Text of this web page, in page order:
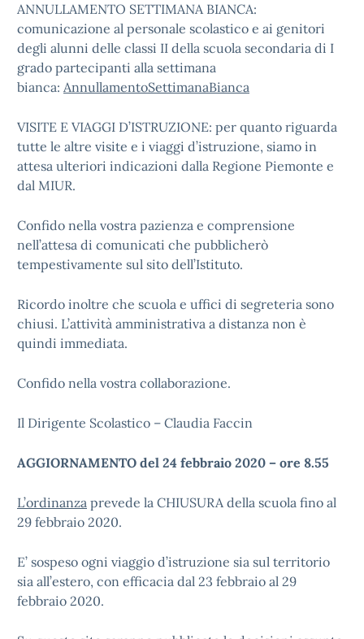
ANNULLAMENTO SETTIMANA BIANCA:
comunicazione al personale scolastico e ai genitori
degli alunni delle classi II della scuola secondaria di I
grado partecipanti alla settimana
bianca: AnnullamentoSettimanaBianca
VISITE E VIAGGI D’ISTRUZIONE: per quanto riguarda
tutte le altre visite e i viaggi d’istruzione, siamo in
attesa ulteriori indicazioni dalla Regione Piemonte e
dal MIUR.
Confido nella vostra pazienza e comprensione
nell’attesa di comunicati che pubblicherò
tempestivamente sul sito dell’Istituto.
Ricordo inoltre che scuola e uffici di segreteria sono
chiusi. L’attività amministrativa a distanza non è
quindi immediata.
Confido nella vostra collaborazione.
Il Dirigente Scolastico – Claudia Faccin
AGGIORNAMENTO del 24 febbraio 2020 – ore 8.55
L’ordinanza prevede la CHIUSURA della scuola fino al
29 febbraio 2020.
E’ sospeso ogni viaggio d’istruzione sia sul territorio
sia all’estero, con efficacia dal 23 febbraio al 29
febbraio 2020.